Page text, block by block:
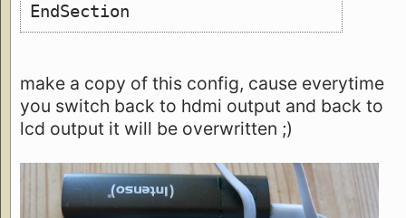
EndSection
make a copy of this config, cause everytime
you switch back to hdmi output and back to
lcd output it will be overwritten ;)